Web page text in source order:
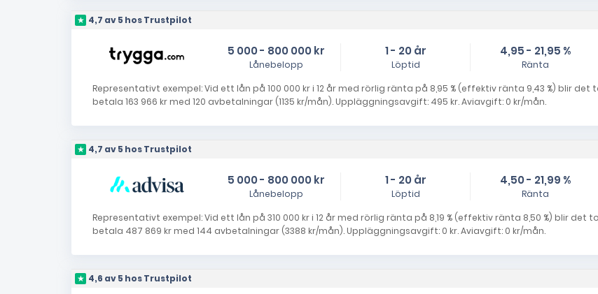
4,7 av 5 hos Trustpilot
5 000 - 800 000 kr
Lånebelopp
1 - 20 år
Löptid
4,95 - 21,95 %
Ränta
Representativt exempel: Vid ett lån på 100 000 kr i 12 år med rörlig ränta på 8,95 % (effektiv ränta 9,43 %) blir
betala 163 966 kr med 120 avbetalningar (1135 kr/mån). Uppläggningsavgift: 495 kr. Aviavgift: 0 kr/mån.
4,7 av 5 hos Trustpilot
5 000 - 800 000 kr
Lånebelopp
1 - 20 år
Löptid
4,50 - 21,99 %
Ränta
Representativt exempel: Vid ett lån på 310 000 kr i 12 år med rörlig ränta på 8,19 % (effektiv ränta 8,50 %) blir
betala 487 869 kr med 144 avbetalningar (3388 kr/mån). Uppläggningsavgift: 0 kr. Aviavgift: 0 kr/mån.
4,6 av 5 hos Trustpilot